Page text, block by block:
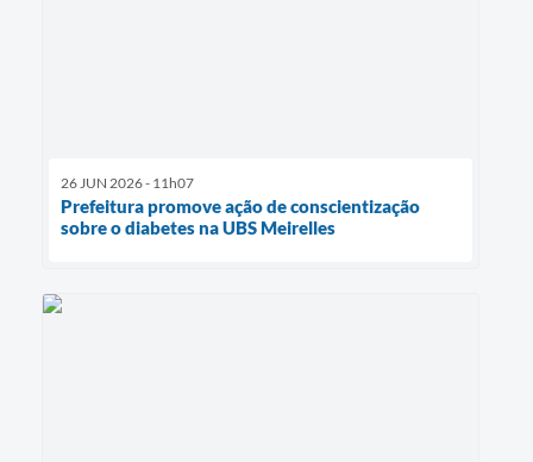
26 JUN 2026 - 11h07
Prefeitura promove ação de conscientização
sobre o diabetes na UBS Meirelles